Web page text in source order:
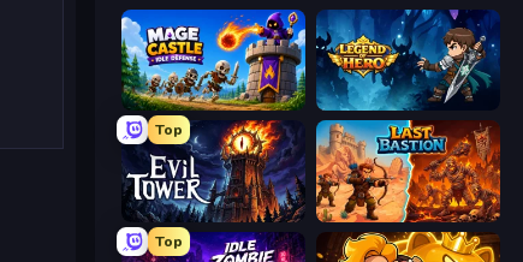
Mage Castle Idle Defense Legend of Hero
Top
Evil Tower Last Bastion
Top